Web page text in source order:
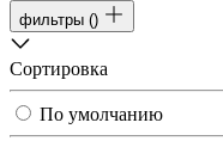
фильтры ()
Сортировка
По умолчанию